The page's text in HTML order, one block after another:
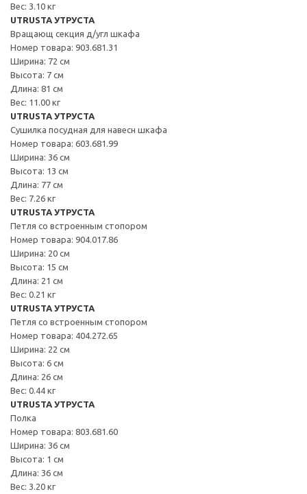
Вес: 3.10 кг
UTRUSTA УТРУСТА
Вращающ секция д/угл шкафа
Номер товара: 903.681.31
Ширина: 72 см
Высота: 7 см
Длина: 81 см
Вес: 11.00 кг
UTRUSTA УТРУСТА
Сушилка посудная для навесн шкафа
Номер товара: 603.681.99
Ширина: 36 см
Высота: 13 см
Длина: 77 см
Вес: 7.26 кг
UTRUSTA УТРУСТА
Петля со встроенным стопором
Номер товара: 904.017.86
Ширина: 20 см
Высота: 15 см
Длина: 21 см
Вес: 0.21 кг
UTRUSTA УТРУСТА
Петля со встроенным стопором
Номер товара: 404.272.65
Ширина: 22 см
Высота: 6 см
Длина: 26 см
Вес: 0.44 кг
UTRUSTA УТРУСТА
Полка
Номер товара: 803.681.60
Ширина: 36 см
Высота: 1 см
Длина: 36 см
Вес: 3.20 кг